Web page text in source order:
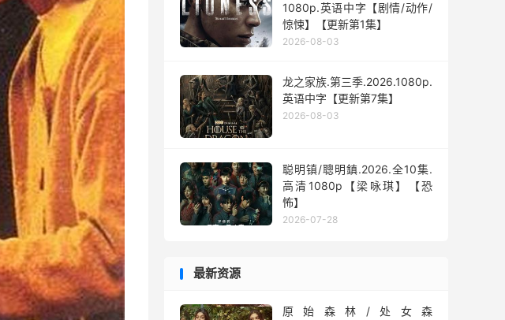
1080p.英语中字【剧情/动作/
惊悚】【更新第1集】
2026-08-03
龙之家族.第三季.2026.1080p.
英语中字【更新第7集】
2026-08-03
聪明镇/聰明鎮.2026.全10集.
高清1080p【梁咏琪】【恐
怖】
2026-07-28
最新资源
原始森林/处女森